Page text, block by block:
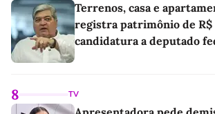
Terrenos, casa e
registra patrimônio de R$
candidatura a deputado
8 TV